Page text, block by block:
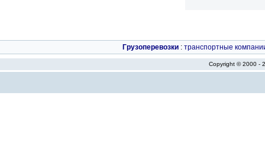
Грузоперевозки : транспортные
Copyright © 2000 -